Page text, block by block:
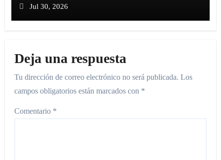
Jul 30, 2026
Deja una respuesta
Tu dirección de correo electrónico no será publicada. Los
campos obligatorios están marcados con *
Comentario *